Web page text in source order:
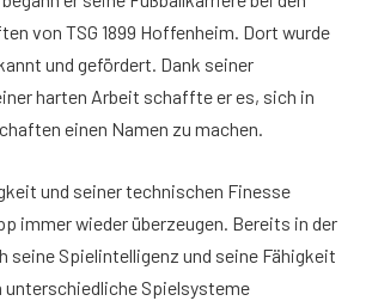
von TSG 1899 Hoffenheim. Dort wurde
und gefördert. Dank seiner
harten Arbeit schaffte er es, sich in
einen Namen zu machen.
und seiner technischen Finesse
immer wieder überzeugen. Bereits in der
seine Spielintelligenz und seine Fähigkeit
unterschiedliche Spielsysteme